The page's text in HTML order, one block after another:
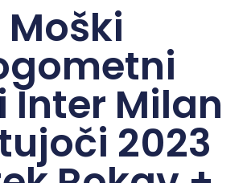
Moški
Inter Milan
2023